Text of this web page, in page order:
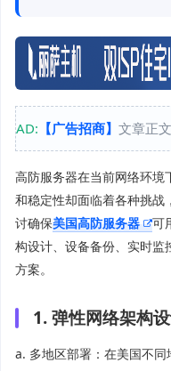
AD: 【广告招商】 文章正
高防服务器在当前网络环境
和稳定性却面临着各种挑战
讨确保美国高防服务器
可
构设计、设备备份、实时监
方案。
1. 弹性网络架构
a. 多地区部署：在美国不